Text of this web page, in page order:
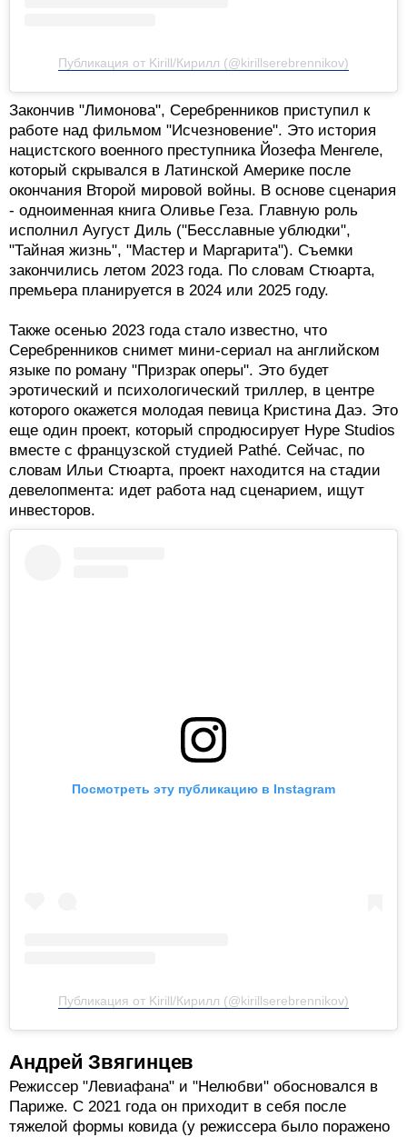
Публикация от Kirill/Кирилл (@kirillserebrennikov)
Закончив "Лимонова", Серебренников приступил к
работе над фильмом "Исчезновение". Это история
нацистского военного преступника Йозефа Менгеле,
который скрывался в Латинской Америке после
окончания Второй мировой войны. В основе сценария
- одноименная книга Оливье Геза. Главную роль
исполнил Аугуст Диль ("Бесславные ублюдки",
"Тайная жизнь", "Мастер и Маргарита"). Съемки
закончились летом 2023 года. По словам Стюарта,
премьера планируется в 2024 или 2025 году.
девелопмента: идет работа над сценарием, ищут